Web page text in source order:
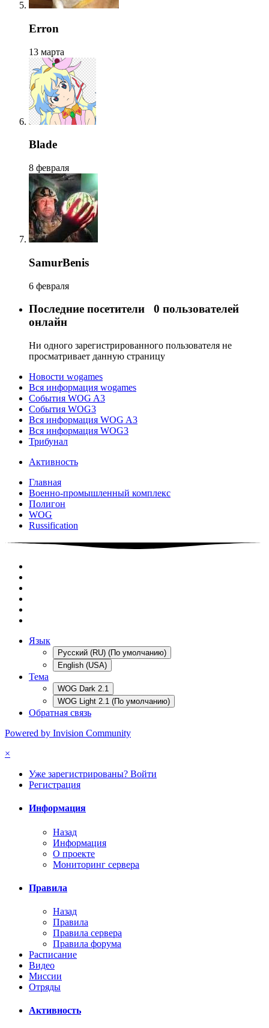
Erron
13 марта
Blade
8 февраля
SamurBenis
6 февраля
Последние посетители 0 пользователей
онлайн
Ни одного зарегистрированного пользователя не
просматривает данную страницу
Новости wogames
Вся информация wogames
События WOG A3
События WOG3
Вся информация WOG A3
Вся информация WOG3
Трибунал
Активность
Главная
Военно-промышленный комплекс
Полигон
WOG
Russification
Язык
Русский (RU) (По умолчанию)
English (USA)
Тема
WOG Dark 2.1
WOG Light 2.1 (По умолчанию)
Обратная связь
Powered by Invision Community
×
Уже зарегистрированы? Войти
Регистрация
Информация
Назад
Информация
О проекте
Мониторинг сервера
Правила
Назад
Правила
Правила сервера
Правила форума
Расписание
Видео
Миссии
Отряды
Активность